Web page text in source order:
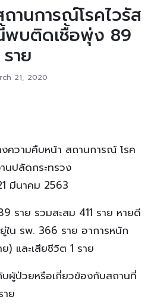
ถานการณ์โรคไวรัส
พบติดเชื้อพุ่ง 89
ราย
21, 2020
ความคืบหน้า สถานการณ์ โรค
นปลัดกระทรวง
มีนาคม​ 2563
ราย รวมสะสม 411 ราย หายดี
น รพ. 366 ราย อาการหนัก
) และเสียชีวิต 1 ราย
ผู้ป่วยหรือเกี่ยวข้องกับสถานที่
ย